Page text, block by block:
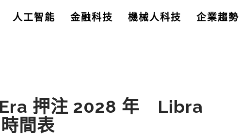
人工智能 金融科技 機械人科技 企業趨勢
押注 2028 年 Libra
間表